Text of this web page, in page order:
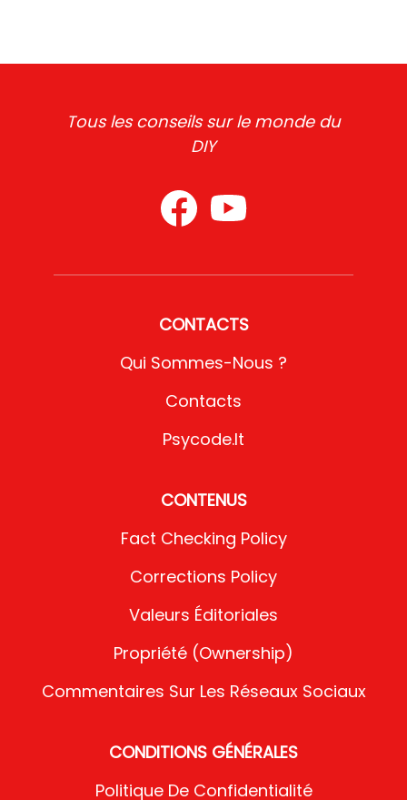
Tous les conseils sur le monde du
DIY
CONTACTS
Qui Sommes-Nous ?
Contacts
Psycode.it
CONTENUS
Fact Checking Policy
Corrections Policy
Valeurs Éditoriales
Propriété (Ownership)
Commentaires Sur Les Réseaux Sociaux
CONDITIONS GÉNÉRALES
Politique De Confidentialité